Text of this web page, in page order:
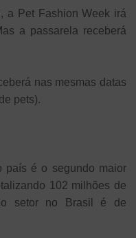
a Pet Fashion Week irá
a passarela receberá
nas mesmas datas
pets).
país é o segundo maior
102 milhões de
setor no Brasil é de